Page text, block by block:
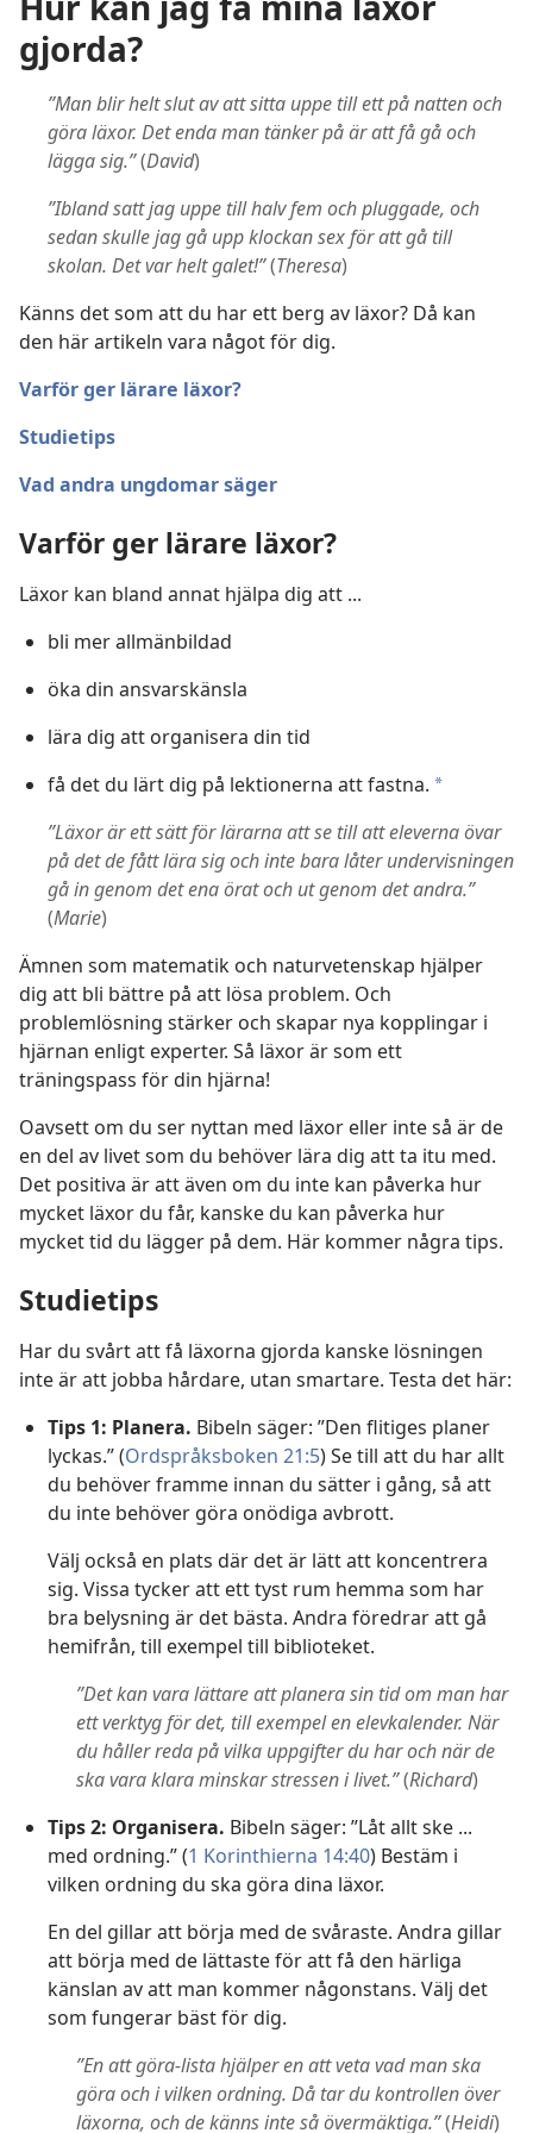
gjorda?
”Man blir helt slut av att sitta uppe till ett på natten och
göra läxor. Det enda man tänker på är att få gå och
lägga sig.”(David)
”Ibland satt jag uppe till halv fem och pluggade, och
sedan skulle jag gå upp klockan sex för att gå till
skolan. Det var helt galet!”(Theresa)
Känns det som att du har ett berg av läxor? Då kan
den här artikeln vara något för dig.
Varför ger lärare läxor?
Studietips
Vad andra ungdomar säger
Varför ger lärare läxor?
Läxor kan bland annat hjälpa dig att ...
bli mer allmänbildad
öka din ansvarskänsla
lära dig att organisera din tid
få det du lärt dig på lektionerna att fastna. a
”Läxor är ett sätt för lärarna att se till att eleverna övar
på det de fått lära sig och inte bara låter undervisningen
gå in genom det ena örat och ut genom det andra.”
(Marie)
Ämnen som matematik och naturvetenskap hjälper
dig att bli bättre på att lösa problem. Och
problemlösning stärker och skapar nya kopplingar i
hjärnan enligt experter. Så läxor är som ett
träningspass för din hjärna!
Oavsett om du ser nyttan med läxor eller inte så är de
en del av livet som du behöver lära dig att ta itu med.
Det positiva är att även om du inte kan påverka hur
mycket läxor du får, kanske du kan påverka hur
mycket tid du lägger på dem. Här kommer några tips.
Studietips
Har du svårt att få läxorna gjorda kanske lösningen
inte är att jobba hårdare, utan smartare. Testa det här:
Tips 1: Planera. Bibeln säger: ”Den flitiges planer
lyckas.” (Ordspråksboken 21:5) Se till att du har allt
du behöver framme innan du sätter i gång, så att
du inte behöver göra onödiga avbrott.
Välj också en plats där det är lätt att koncentrera
sig. Vissa tycker att ett tyst rum hemma som har
bra belysning är det bästa. Andra föredrar att gå
hemifrån, till exempel till biblioteket.
”Det kan vara lättare att planera sin tid om man har
ett verktyg för det, till exempel en elevkalender. När
du håller reda på vilka uppgifter du har och när de
ska vara klara minskar stressen i livet.”(Richard)
Tips 2: Organisera. Bibeln säger: ”Låt allt ske ...
med ordning.” (1 Korinthierna 14:40) Bestäm i
vilken ordning du ska göra dina läxor.
En del gillar att börja med de svåraste. Andra gillar
att börja med de lättaste för att få den härliga
känslan av att man kommer någonstans. Välj det
som fungerar bäst för dig.
”En att göra-lista hjälper en att veta vad man ska
göra och i vilken ordning. Då tar du kontrollen över
läxorna, och de känns inte så övermäktiga.”(Heidi)